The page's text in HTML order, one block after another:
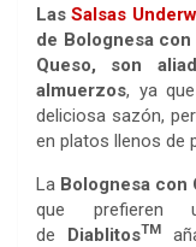
LasSalsas
de Bolognesa
Queso, son
almuerzos, ya
deliciosa sazón,
en platos llenos de
La Bolognesa con
que prefieren
de DiablitosTM